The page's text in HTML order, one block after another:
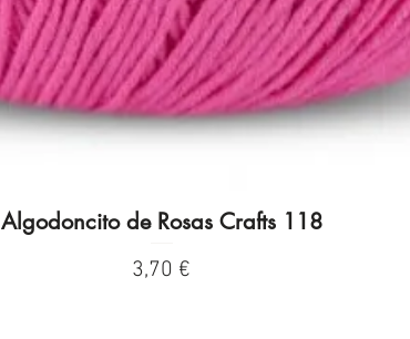
Vista rápida
Algodoncito de Rosas Crafts 118
Precio
3,70 €